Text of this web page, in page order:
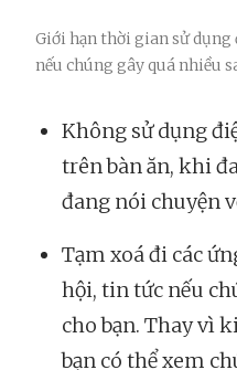
Giới hạn thời gian sử
nếu chúng gây quá nhiều
Không sử dụng
trên bàn ăn, khi
đang nói chuyện
Tạm xoá đi các
hội, tin tức nếu
cho bạn. Thay vì
bạn có thể xem